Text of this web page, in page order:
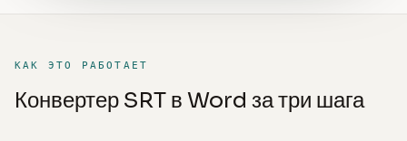
КАК ЭТО РАБОТАЕТ
Конвертер SRT в Word за три шага